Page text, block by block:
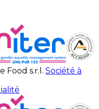
Food s.r.l. Société à